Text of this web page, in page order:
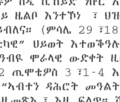
ዜልቦ እንተኾነ ፣
(ምሳሌ
ህይወት
ሞራላዊ ውድቀት
ጢሞቴዎስ 3፣1-4
ዳሕሮት